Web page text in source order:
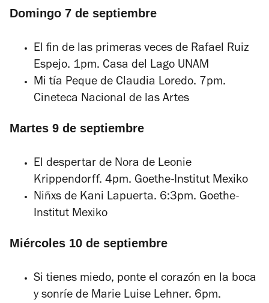
Domingo 7 de septiembre
El fin de las primeras veces de Rafael Ruiz
Espejo. 1pm. Casa del Lago UNAM
Mi tía Peque de Claudia Loredo. 7pm.
Cineteca Nacional de las Artes
Martes 9 de septiembre
El despertar de Nora de Leonie
Krippendorff. 4pm. Goethe-Institut Mexiko
Niñxs de Kani Lapuerta. 6:3pm. Goethe-
Institut Mexiko
Miércoles 10 de septiembre
Si tienes miedo, ponte el corazón en la boca
y sonríe de Marie Luise Lehner. 6pm.